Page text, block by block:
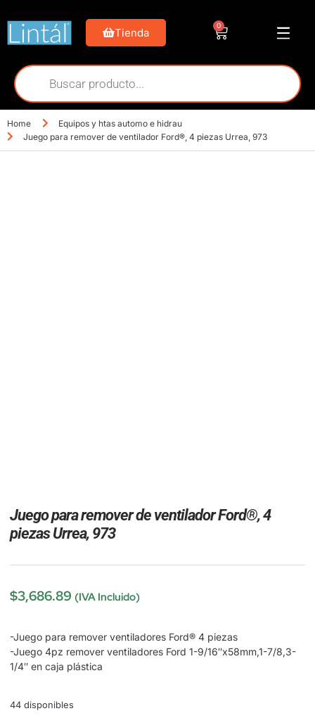
Tienda
0
Home
Equipos y htas automo e hidrau
Juego para remover de ventilador Ford®, 4 piezas Urrea, 973
Juego para remover de ventilador Ford®, 4
piezas Urrea, 973
$3,686.89 (IVA Incluido)
-Juego para remover ventiladores Ford® 4 piezas
-Juego 4pz remover ventiladores Ford 1-9/16″x58mm,1-7/8,3-
1/4″ en caja plástica
44 disponibles